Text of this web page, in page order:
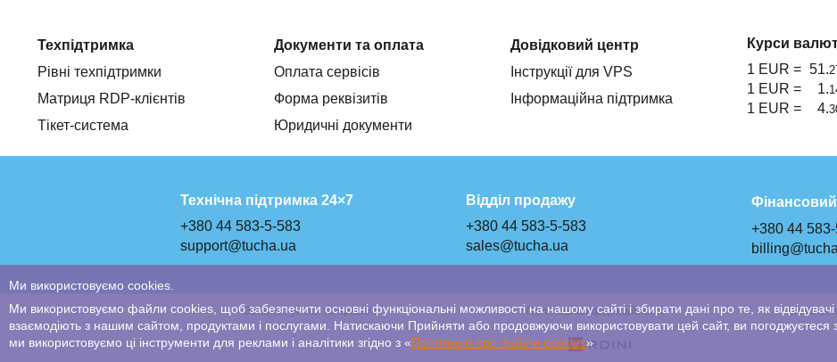
Техпідтримка
Рівні техпідтримки
Матриця RDP-клієнтів
Тікет-система
Документи та оплата
Оплата сервісів
Форма реквізитів
Юридичні документи
Довідковий центр
Інструкції для VPS
Інформаційна підтримка
Курси
1 EUR = 51.
1 EUR =
1.
1 EUR =
4.
Технічна підтримка 24×7
+380 44 583-5-583
support@tucha.ua
Відділ продажу
+380 44 583-5-583
sales@tucha.ua
Фінансовий
+380 44
Загальні умови та правила Політика конфіденційності Cloud
Ми використовуємо cookies.
Ми використовуємо файли cookies, щоб забезпечити основні функціональні можливості на нашому сайті і збирати дані про те, як відвідувачі
взаємодіють з нашим сайтом, продуктами і послугами. Натискаючи Прийняти або продовжуючи використовувати цей сайт, ви погоджуєтеся
ми використовуємо ці інструменти для реклами і аналітики згідно з «Політикою про файли сookies»